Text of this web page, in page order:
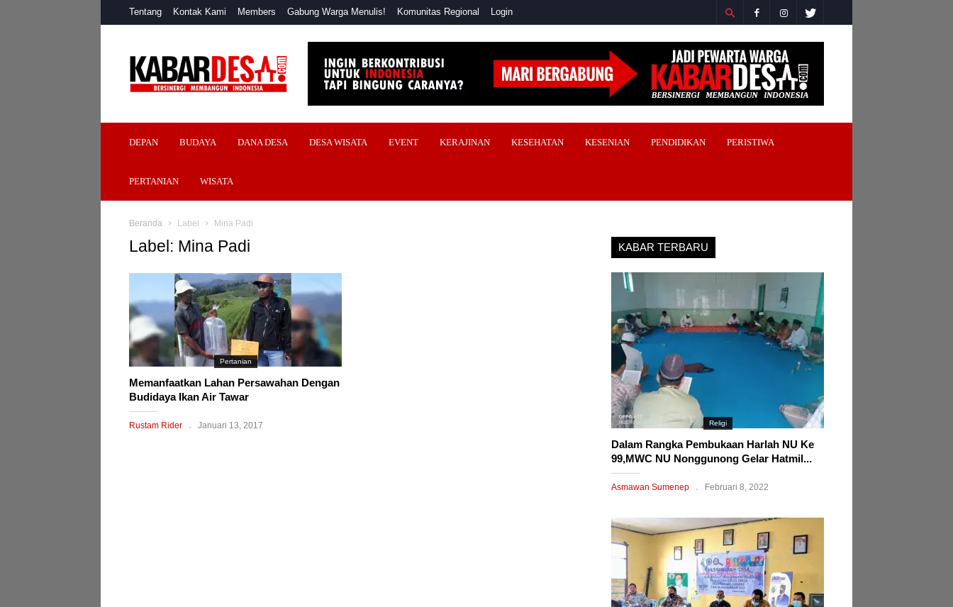
Tentang Kontak Kami Members Gabung Warga Menulis! Komunitas Regional Login
Desa
DEPAN BUDAYA DANA DESA DESA WISATA EVENT KERAJINAN KESEHATAN KESENIAN PENDIDIKAN PERISTIWA
PERTANIAN WISATA
Beranda Label Mina Padi
Label: Mina Padi
Pertanian
Memanfaatkan Lahan Persawahan Dengan
Budidaya Ikan Air Tawar
Rustam Rider Januari 13, 2017
KABAR TERBARU
Religi
Dalam Rangka Pembukaan Harlah NU Ke
99,MWC NU Nonggunong Gelar Hatmil...
Asmawan Sumenep Februari 8, 2022